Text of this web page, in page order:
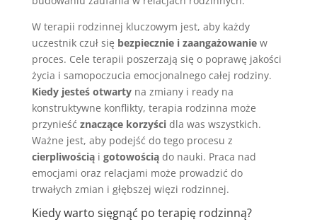
W terapii rodzinnej kluczowym jest, aby każdy
uczestnik czuł się bezpiecznie i zaangażowaniew
proces. Cele terapii poszerzają się o poprawę jakości
życia i samopoczucia emocjonalnego całej rodziny.
Kiedy jesteś otwartyna zmiany i ready na
konstruktywne konflikty, terapia rodzinna może
przynieść znaczące korzyścidla was wszystkich.
Ważne jest, aby podejść do tego procesu z
cierpliwościąi gotowościądo nauki. Praca nad
emocjami oraz relacjami może prowadzić do
trwałych zmian i głębszej więzi rodzinnej.
Kiedy warto sięgnąć po terapię rodzinną?